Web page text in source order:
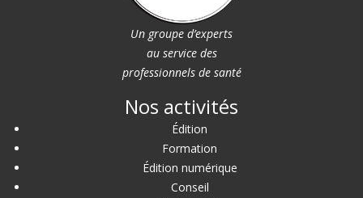
Un groupe d’experts
au service des
professionnels de santé
Nos activités
Édition
Formation
Édition numérique
Conseil